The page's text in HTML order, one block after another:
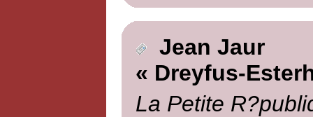
Jean Jaur
« Dreyfus-
La Petite